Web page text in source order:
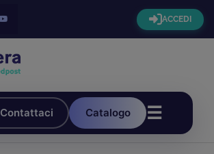
ACCEDI
Contattaci Catalogo ☰